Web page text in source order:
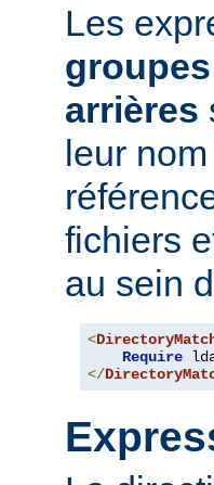
Les
arrières
leur
fichiers
au sein
<
Require
</